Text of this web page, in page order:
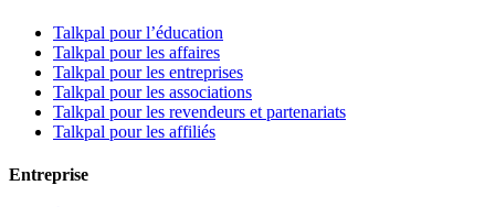
Talkpal pour l’éducation
Talkpal pour les affaires
Talkpal pour les entreprises
Talkpal pour les associations
Talkpal pour les revendeurs et partenariats
Talkpal pour les affiliés
Entreprise